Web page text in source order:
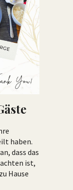
haben.
dass das
ist,
Hause